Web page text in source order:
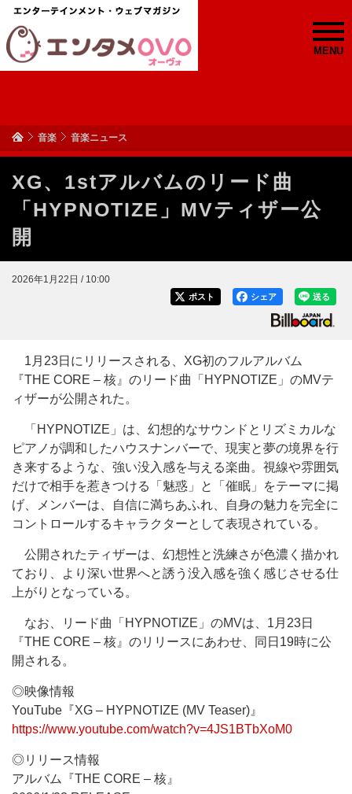
MENU
音楽 音楽ニュース
XG、1stアルバムのリード曲
「HYPNOTIZE」MVティザー公
開
2026年1月22日 / 10:00
送る
シェア
ポスト
1月23日にリリースされる、XG初のフルアルバム
『THE CORE – 核』のリード曲「HYPNOTIZE」のMVテ
ィザーが公開された。
「HYPNOTIZE」は、幻想的なサウンドとリズミカルな
ピアノが調和したハウスナンバーで、現実と夢の境界を行
き来するような、強い没入感を与える楽曲。視線や雰囲気
だけで相手を惹きつける「魅惑」と「催眠」をテーマに掲
げ、メンバーは、自信に満ちあふれ、自身の魅力を完全に
コントロールするキャラクターとして表現されている。
公開されたティザーは、幻想性と洗練さが色濃く描かれ
ており、より深い世界へと誘う没入感を強く感じさせる仕
上がりとなっている。
なお、リード曲「HYPNOTIZE」のMVは、1月23日
『THE CORE – 核』のリリースにあわせ、同日19時に公
開される。
◎映像情報
YouTube『XG – HYPNOTIZE (MV Teaser)』
https://www.youtube.com/watch?v=4JS1BTbXoM0
◎リリース情報
アルバム『THE CORE – 核』